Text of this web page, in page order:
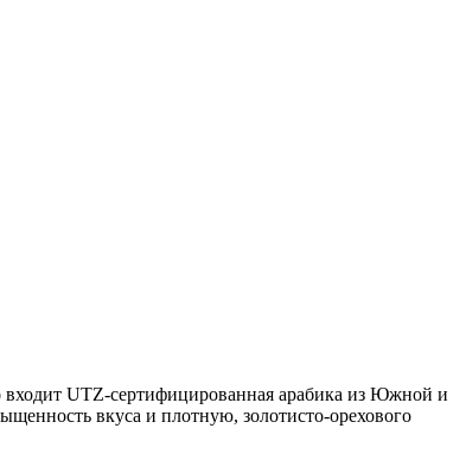
входит UTZ-сертифицированная арабика из Южной и
вкуса и плотную, золотисто-орехового